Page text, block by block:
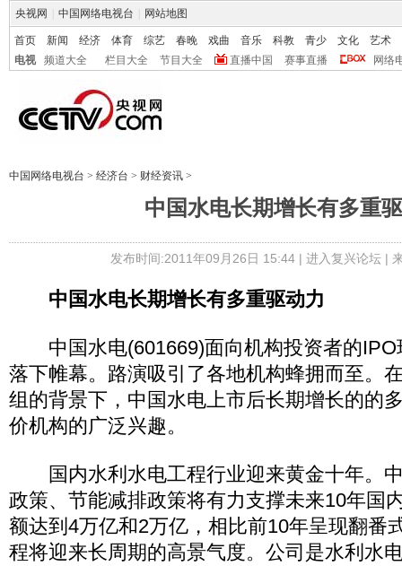
央视网 中国网络电视台 网站地图
首页 新闻 经济 体育 综艺 春晚 戏曲 音乐 科教 青少 文化
艺术
电视
频道大全 栏目大全 节目大全 直播中国 赛事直播 网络
中国网络电视台 > 经济台 > 财经资讯 >
中国水电长期增长有多重
发布时间:2011年09月26日 15:44 | 进入复兴论坛|
中国水电长期增长有多重驱动力
中国水电(601669)面向机构投资者的IPO
落下帷幕。路演吸引了各地机构蜂拥而至。
组的背景下，中国水电上市后长期增长的的
价机构的广泛兴趣。
国内水利水电工程行业迎来黄金十年。
政策、节能减排政策将有力支撑未来10年国
额达到4万亿和2万亿，相比前10年呈现翻番
程将迎来长周期的高景气度。公司是水利水